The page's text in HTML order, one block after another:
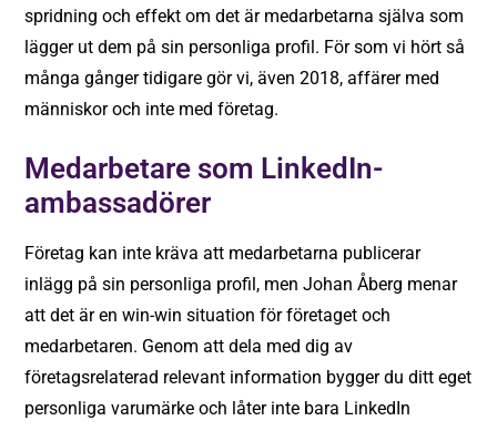
spridning och effekt om det är medarbetarna själva som
lägger ut dem på sin personliga profil. För som vi hört så
många gånger tidigare gör vi, även 2018, affärer med
människor och inte med företag.
Medarbetare som LinkedIn-
ambassadörer
Företag kan inte kräva att medarbetarna publicerar
inlägg på sin personliga profil, men Johan Åberg menar
att det är en win-win situation för företaget och
medarbetaren. Genom att dela med dig av
företagsrelaterad relevant information bygger du ditt eget
personliga varumärke och låter inte bara LinkedIn